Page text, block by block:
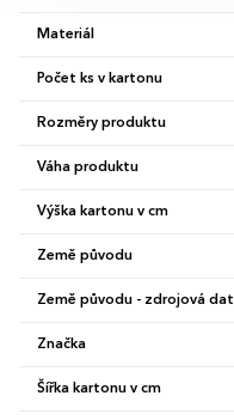
Materiál
Počet ks v kartonu
Rozměry produktu
Váha produktu
Výška kartonu v cm
Země původu
Země původu - zdrojová
Značka
Šířka kartonu v cm